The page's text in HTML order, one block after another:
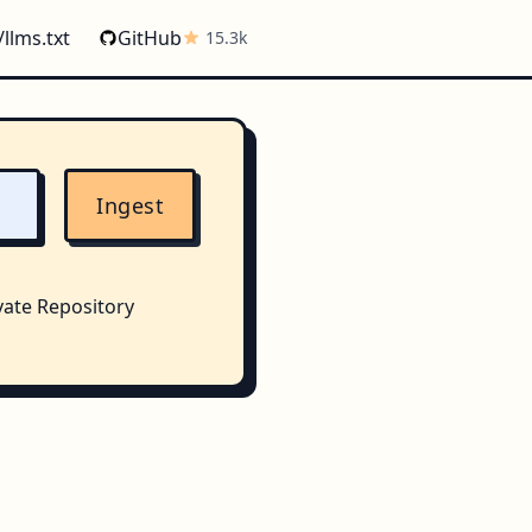
GitHub 15.3k
Ingest
Repository